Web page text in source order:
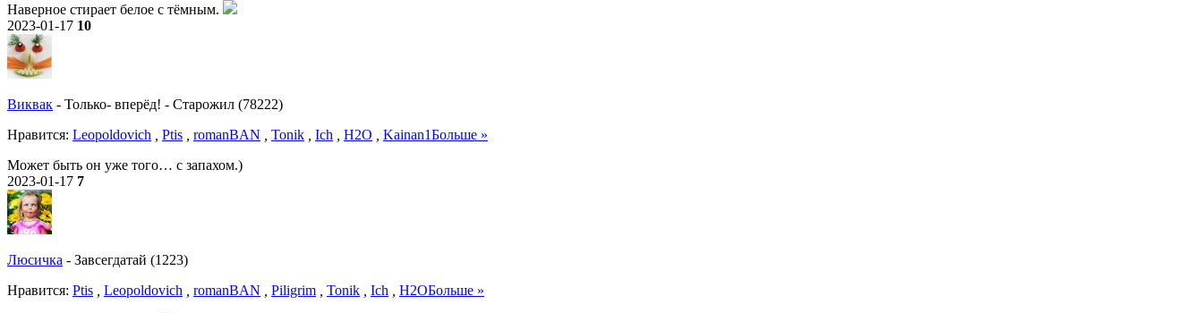
Наверное стирает белое с тёмным.
2023-01-17 10
Виквак - Только- вперёд! - Старожил (78222)
Нравитcя: Leopoldovich Ptis romanBAN Tonik Ich H2O Kainan1Больше »
Может быть он уже того… с запахом.)
2023-01-17 7
Люсичка - Завсегдатай (1223)
Нравитcя: Ptis Leopoldovich romanBAN Piligrim Tonik Ich H2OБольше »